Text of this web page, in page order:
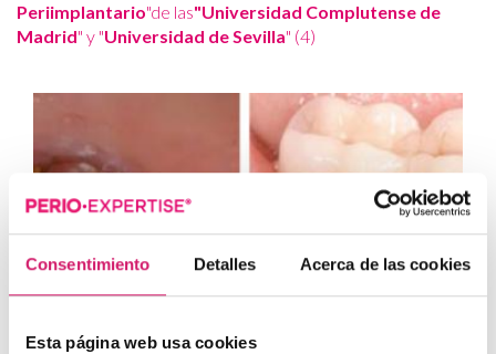
Consentimiento Detalles Acerca de las cookies
Esta página web usa cookies
Periimplantario"de las"Universidad Complutense de
Madrid" y "Universidad de Sevilla" (4)